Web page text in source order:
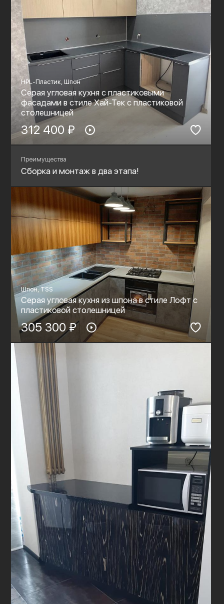
HPL-Пластик, Шпон
Серая угловая кухня с пластиковыми
фасадами в стиле Хай-Тек с пластиковой
столешницей
312 400 ₽
Преимущества
Сборка и монтаж в два этапа!
Шпон, TSS
Серая угловая кухня из шпона в стиле Лофт с
пластиковой столешницей
305 300 ₽